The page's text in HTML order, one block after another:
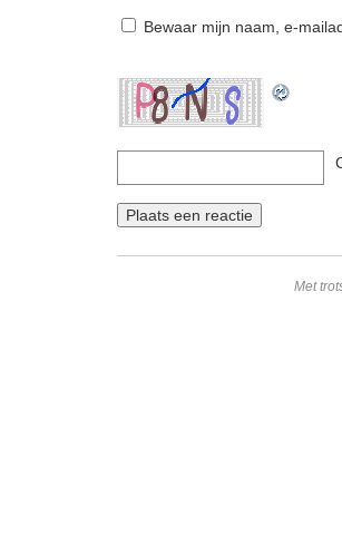
Bewaar mijn naam, e-
Met